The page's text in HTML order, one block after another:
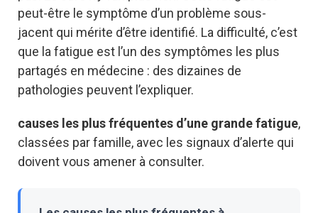
peut-être le symptôme d’un problème sous-
jacent qui mérite d’être identifié. La difficulté, c’est
que la fatigue est l’un des symptômes les plus
partagés en médecine : des dizaines de
pathologies peuvent l’expliquer.
causes les plus fréquentes d’une grande fatigue,
classées par famille, avec les signaux d’alerte qui
doivent vous amener à consulter.